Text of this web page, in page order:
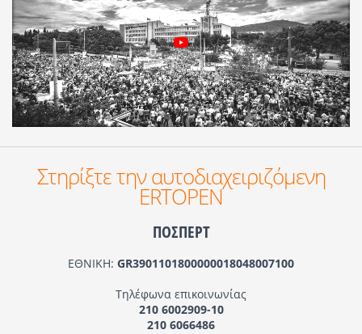
Στηρίξτε την αυτοδιαχειριζόμενη
ERTOPEN
ΠΟΣΠΕΡΤ
ΕΘΝΙΚΗ: GR3901101800000018048007100
Τηλέφωνα επικοινωνίας
210 6002909-10
210 6066486